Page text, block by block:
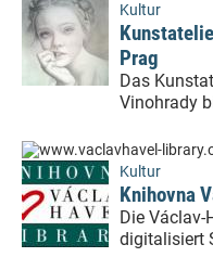
Kultur
Prag
Das
Vinohrady
Kultur
Knihovna
Die
digitalisiert